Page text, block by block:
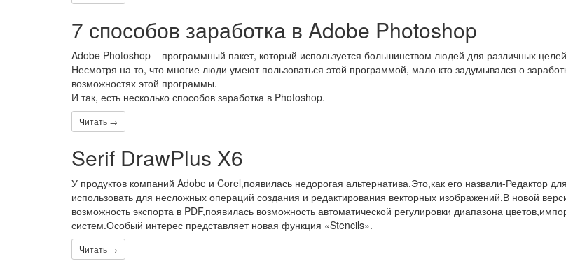
7 способов заработка в Adobe Photoshop
Adobe Photoshop – программный пакет, который используется большинством людей для различных
Несмотря на то, что многие люди умеют пользоваться этой программой, мало кто задумывался о
возможностях этой программы.
И так, есть несколько способов заработка в Photoshop.
Читать →
Serif DrawPlus X6
У продуктов компаний Adobe и Corel,появилась недорогая альтернатива.Это,как его назвали-Редактор
использовать для несложных операций создания и редактирования векторных изображений.В новой
возможность экспорта в PDF,появилась возможность автоматической регулировки диапазона
систем.Особый интерес представляет новая функция «Stencils».
Читать →